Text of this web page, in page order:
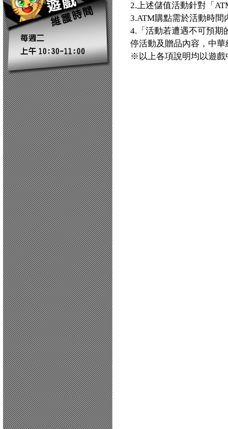
2.上述儲值活動針對「
3.ATM購點需於活動時
4.「活動若遭遇不可預期
停活動及贈品內容，中
※以上各項說明均以遊戲